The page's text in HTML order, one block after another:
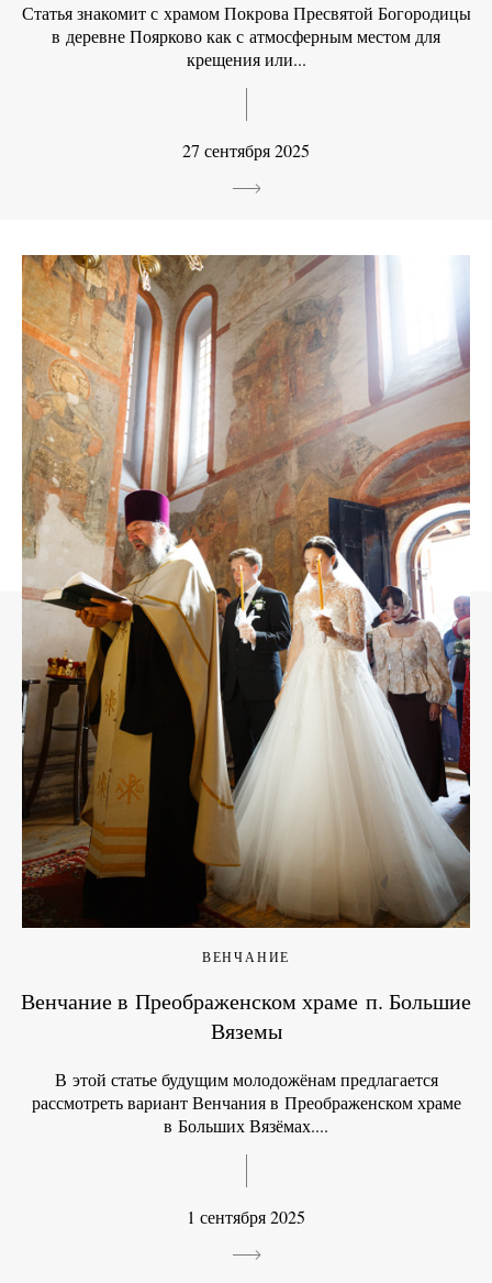
Статья знакомит с храмом Покрова Пресвятой Богородицы
в деревне Поярково как с атмосферным местом для
крещения или...
27 сентября 2025
ВЕНЧАНИЕ
Венчание в Преображенском храме п. Большие
Вяземы
В этой статье будущим молодожёнам предлагается
рассмотреть вариант Венчания в Преображенском храме
в Больших Вязёмах....
1 сентября 2025